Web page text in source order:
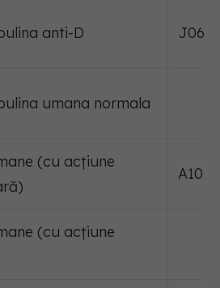
anti-D
umana normala
(cu acțiune
(cu acțiune